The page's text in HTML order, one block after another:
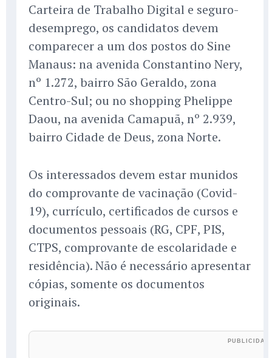
Carteira de Trabalho Digital e seguro-
desemprego, os candidatos devem
comparecer a um dos postos do Sine
Manaus: na avenida Constantino Nery,
nº 1.272, bairro São Geraldo, zona
Centro-Sul; ou no shopping Phelippe
Daou, na avenida Camapuã, nº 2.939,
bairro Cidade de Deus, zona Norte.
Os interessados devem estar munidos
do comprovante de vacinação (Covid-
19), currículo, certificados de cursos e
documentos pessoais (RG, CPF, PIS,
CTPS, comprovante de escolaridade e
residência). Não é necessário apresentar
cópias, somente os documentos
originais.